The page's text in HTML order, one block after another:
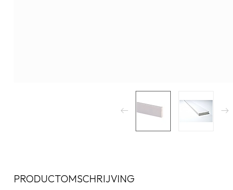
PRODUCTOMSCHRIJVING